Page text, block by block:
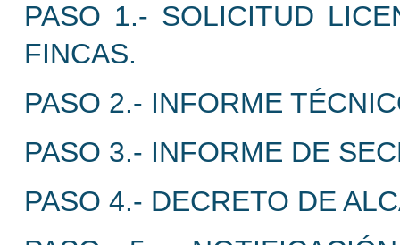
PASO 1.- SOLICITUD
FINCAS.
PASO 2.- INFORME
PASO 3.- INFORME DE
PASO 4.- DECRETO DE